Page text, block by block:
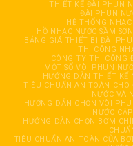
THIẾT KẾ ĐÀI PHUN
ĐÀI PHUN
HỆ THỐNG
HỒ NHẠC NƯỚC SẦM
BẢNG GIÁ THIẾT BỊ ĐÀI
THI CÔNG
CÔNG TY THI CÔNG
MỘT SỐ VÒI PHUN
HƯỚNG DẪN THIẾT
TIÊU CHUẨN AN TOÀN CHO
NƯỚC VÀ
HƯỚNG DẪN CHỌN VÒI
NƯỚC
HƯỚNG DẪN CHỌN BƠM
TIÊU CHUẨN AN TOÀN CỦA